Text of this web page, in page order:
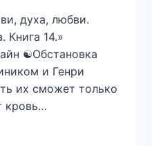
духа, любви.
Книга 14.»
☯︎Обстановка
и Генри
их сможет только
кровь…